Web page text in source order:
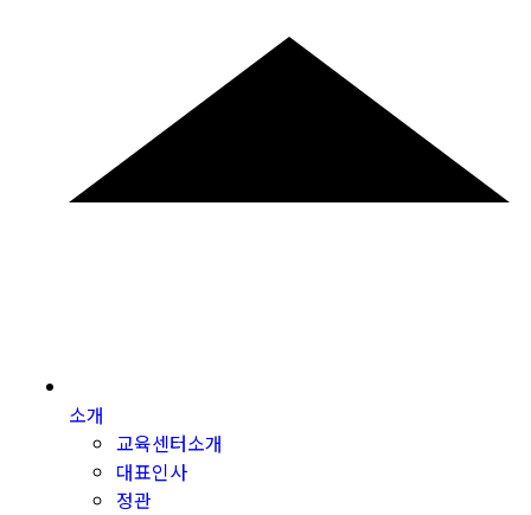
소개
교육센터소개
대표인사
정관